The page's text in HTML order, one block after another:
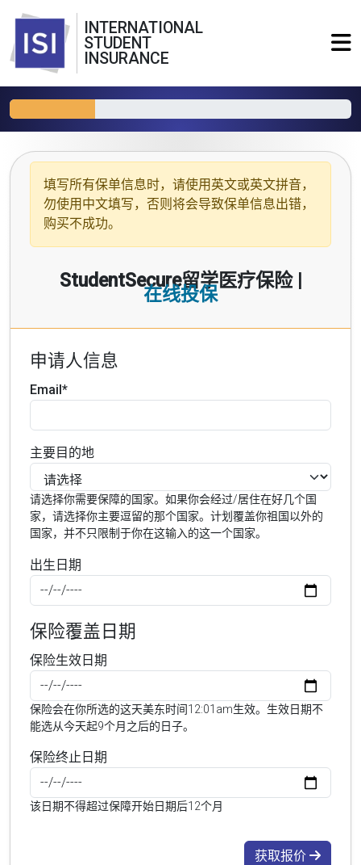
INTERNATIONAL
STUDENT
INSURANCE
填写所有保单信息时，请使用 英文或英文拼音，
勿使用中文填写，否则将会导致保单信息出错，
购买不成功。
StudentSecure留学医疗保险 |
在线投保
申请人信息
Email*
主要目的地
请选择你需要保障的国家。如果你会经过/居住在好几个国
家，请选择你主要逗留的那个国家。计划覆盖你祖国以外的
国家，并不只限制于你在这输入的这一个国家。
出生日期
保险覆盖日期
保险生效日期
保险会在你所选的这天美东时间12:01am生效。生效日期不
能选从今天起9个月之后的日子。
保险终止日期
该日期不得超过保障开始日期后12个月
获取报价